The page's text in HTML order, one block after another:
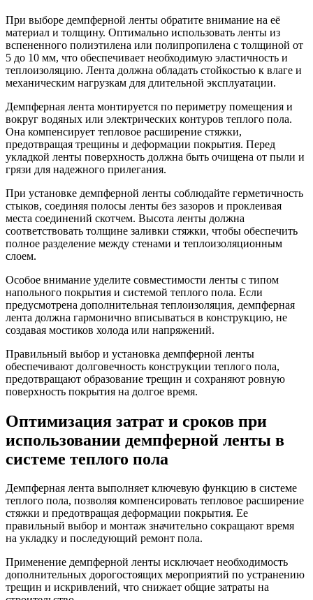
При выборе демпферной ленты обратите внимание на её
материал и толщину. Оптимально использовать ленты из
вспененного полиэтилена или полипропилена с толщиной от
5 до 10 мм, что обеспечивает необходимую эластичность и
теплоизоляцию. Лента должна обладать стойкостью к влаге и
механическим нагрузкам для длительной эксплуатации.
Демпферная лента монтируется по периметру помещения и
вокруг водяных или электрических контуров теплого пола.
Она компенсирует тепловое расширение стяжки,
предотвращая трещины и деформации покрытия. Перед
укладкой ленты поверхность должна быть очищена от пыли и
грязи для надежного прилегания.
При установке демпферной ленты соблюдайте герметичность
стыков, соединяя полосы ленты без зазоров и проклеивая
места соединений скотчем. Высота ленты должна
соответствовать толщине заливки стяжки, чтобы обеспечить
полное разделение между стенами и теплоизоляционным
слоем.
Особое внимание уделите совместимости ленты с типом
напольного покрытия и системой теплого пола. Если
предусмотрена дополнительная теплоизоляция, демпферная
лента должна гармонично вписываться в конструкцию, не
создавая мостиков холода или напряжений.
Правильный выбор и установка демпферной ленты
обеспечивают долговечность конструкции теплого пола,
предотвращают образование трещин и сохраняют ровную
поверхность покрытия на долгое время.
Оптимизация затрат и сроков при
использовании демпферной ленты в
системе теплого пола
Демпферная лента выполняет ключевую функцию в системе
теплого пола, позволяя компенсировать тепловое расширение
стяжки и предотвращая деформации покрытия. Ее
правильный выбор и монтаж значительно сокращают время
на укладку и последующий ремонт пола.
Применение демпферной ленты исключает необходимость
дополнительных дорогостоящих мероприятий по устранению
трещин и искривлений, что снижает общие затраты на